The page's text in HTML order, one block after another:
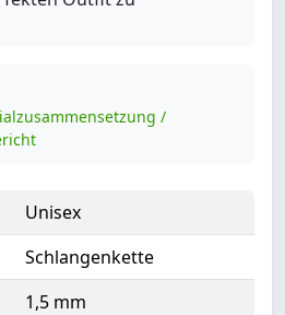
/
Unisex
Schlangenkette
1,5 mm